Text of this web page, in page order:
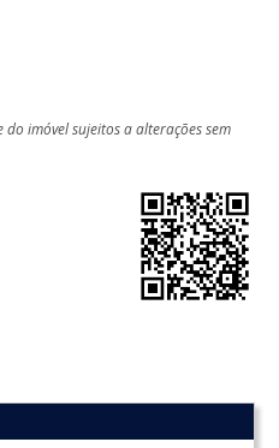
imóvel sujeitos a alterações sem